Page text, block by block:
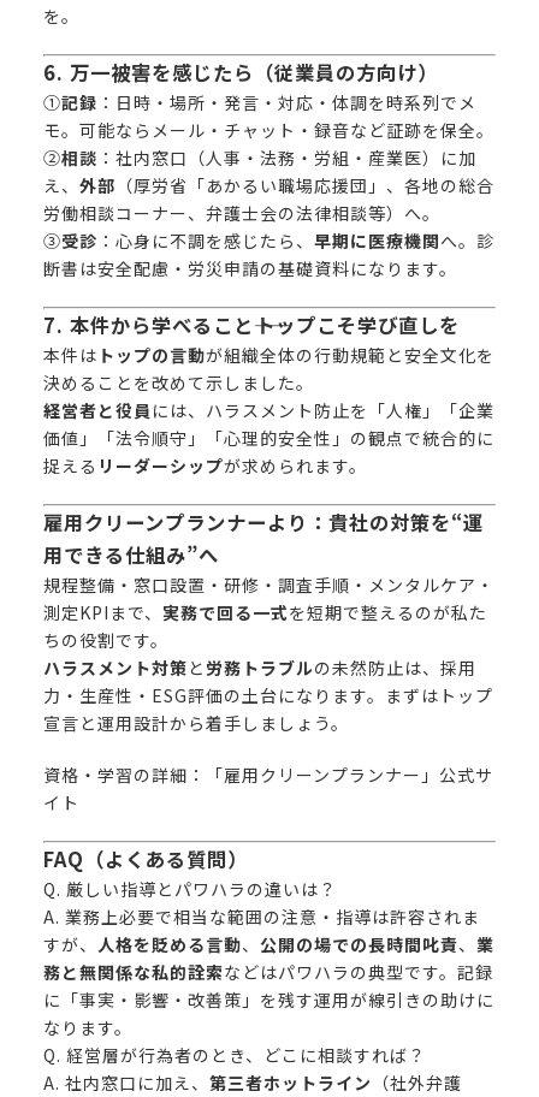
を。
6. 万一被害を感じたら（従業員の方向け）
①記録 ：日時・場所・発言・対応・体調を時系列でメ
モ。可能ならメール・チャット・録音など証跡を保全。
②相談 ：社内窓口（人事・法務・労組・産業医）に加
え、 外部 （厚労省「あかるい職場応援団」 、各地の総合
労働相談コーナー、弁護士会の法律相談等）へ。
③受診 ：心身に不調を感じたら、 早期に医療機関へ。診
断書は安全配慮・労災申請の基礎資料になります。
7. 本件から学べること――トップこそ学び直しを
本件は トップの言動が組織全体の行動規範と安全文化を
決めることを改めて示しました。
経営者と役員 には、ハラスメント防止を「人権」「企業
価値」「法令順守」「心理的安全性」の観点で統合的に
捉える リーダーシップが求められます。
雇用クリーンプランナーより：貴社の対策を“運
用できる仕組み”へ
規程整備・窓口設置・研修・調査手順・メンタルケア・
測定KPIまで、 実務で回る一式を短期で整えるのが私た
ちの役割です。
ハラスメント対策と労務トラブルの未然防止は、採用
力・生産性・ESG評価の土台になります。まずはトップ
宣言と運用設計から着手しましょう。
資格・学習の詳細：
「雇用クリーンプランナー」公式サ
イト
FAQ（よくある質問）
Q. 厳しい指導とパワハラの違いは？
A. 業務上必要で相当な範囲の注意・指導は許容されま
すが、 人格を貶める言動、 公開の場での長時間叱責、 業
務と無関係な私的詮索などはパワハラの典型です。記録
に「事実・影響・改善策」を残す運用が線引きの助けに
なります。
Q. 経営層が行為者のとき、どこに相談すれば？
A. 社内窓口に加え、 第三者ホットライン （社外弁護